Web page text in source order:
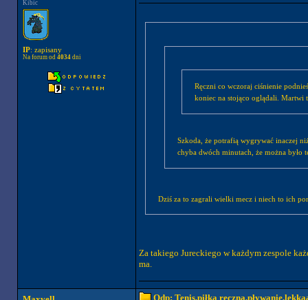
Kibic
IP: zapisany
Na forum od 4034dni
Ręczni co wczoraj ciśnienie
koniec na stojąco oglądali. Martwi
Szkoda, że potrafią wygrywać inaczej
chyba dwóch minutach, że można było
Dziś za to zagrali wielki mecz i niech to ich
Za takiego Jureckiego w każdym zespole
ma.
Odp: Tenis,piłka